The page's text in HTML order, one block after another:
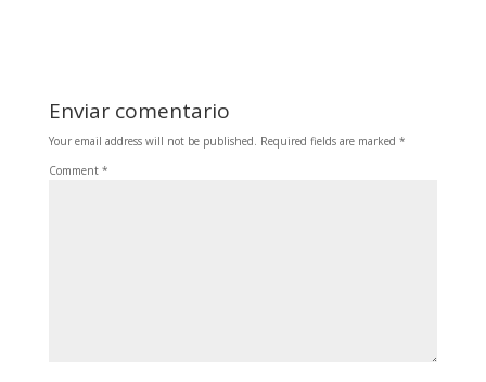
Enviar comentario
Your email address will not be published. Required fields are marked *
Comment *